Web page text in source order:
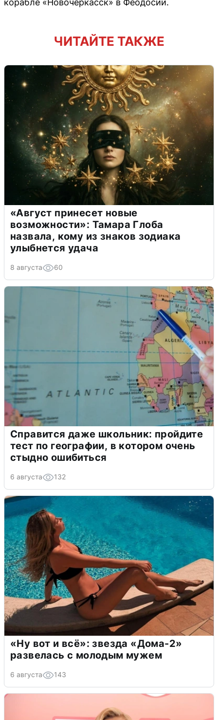
корабле «Новочеркасск» в Феодосии.
ЧИТАЙТЕ ТАКЖЕ
«Август принесет новые
возможности»: Тамара Глоба
назвала, кому из знаков зодиака
улыбнется удача
8 августа 60
Справится даже школьник: пройдите
тест по географии, в котором очень
стыдно ошибиться
6 августа 132
«Ну вот и всё»: звезда «Дома-2»
развелась с молодым мужем
6 августа 143